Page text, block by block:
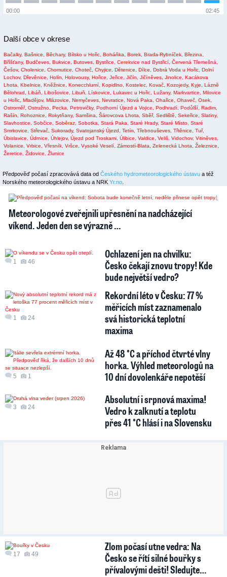
02:45
00:00
Další obce v okrese
Bačalky, Bašnice, Běchary, Bílsko u Hořic, Boháňka, Borek, Brada-Rybníček, Březina,
Bříšťany, Budčeves, Bukvice, Butoves, Bystřice, Cerekvice nad Bystřicí, Červená Třemešná,
Češov, Cholenice, Chomutice, Choteč, Chyjice, Dětenice, Dílce, Dobrá Voda u Hořic, Dolní
Lochov, Dřevěnice, Holín, Holovousy, Hořice, Jeřice, Jičín, Jičíněves, Jinolice, Kacákova
Lhota, Kbelnice, Kněžnice, Konecchlumí, Kopidlno, Kostelec, Kovač, Kozojedy, Kyje, Lázně
Bělohrad, Libáň, Libošovice, Libuň, Lískovice, Lukavec u Hořic, Lužany, Markvartice, Milovice
u Hořic, Mladějov, Mlázovice, Nemyčeves, Nevratice, Nová Paka, Ohařice, Ohaveč, Osek,
Ostroměř, Ostružno, Pecka, Petrovičky, Podhorní Újezd a Vojice, Podhradí, Podůlší, Radim,
Rašín, Rohoznice, Rokytňany, Samšina, Šárovcova Lhota, Sběř, Sedliště, Sekeřice, Slatiny,
Slavhostice, Sobčice, Soběraz, Sobotka, Stará Paka, Staré Hrady, Staré Místo, Staré
Smrkovice, Střevač, Sukorady, Svatojanský Újezd, Tetín, Třebnouševes, Třtěnice, Tuř,
Úbislavice, Údrnice, Úhlejov, Újezd pod Troskami, Úlibice, Valdice, Veliš, Vidochov, Vitiněves,
Volanice, Vrbice, Vřesník, Vršce, Vysoké Veselí, Zámostí-Blata, Zelenecká Lhota, Železnice,
Žeretice, Židovice, Žlunice
Předpověď počasí zpracovává data od Českého hydrometeorologického ústavu a též
Norského meteorologického ústavu a NRK Yr.no.
2 1
Meteorologové zveřejnili upřesnění na nadcházející
víkend. Jeden den se výrazně …
1 46
Ochlazení jen na chvilku:
Česko čekají znovu tropy! Kde
bude největší vedro?
1 24
Rekordní léto v Česku: 77 %
měřicích míst zaznamenalo
svá historická teplotní
maxima
5 1
Až 48 °C a příchod čtvrté vlny
horka. Výhled meteorologů na
10 dní dovolenkáře nepotěší
3 24
Absolutní i srpnová maxima!
Vedro k zalknutí a teplotu
přes 41 °C hlásí i na Slovensku
17 49
Zlom počasí utne vedra: Na
Česko se řítí silné bouřky s
přívalovými dešti! Sledujte…